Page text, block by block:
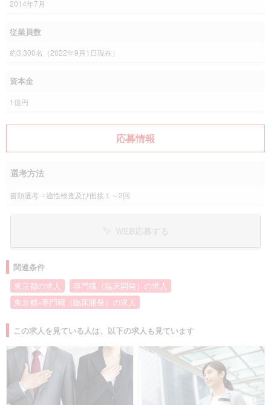
2014年7月
従業員数
約3,300名（2022年9月1日現在）
資本金
1億円
応募情報
選考方法
書類選考⇒適性検査及び面接１～2回
関連条件
東京都の求人
専門職（臨床開発）の求人
東京都×専門職（臨床開発）の求人
この求人を見ている人は、以下の求人も見ています